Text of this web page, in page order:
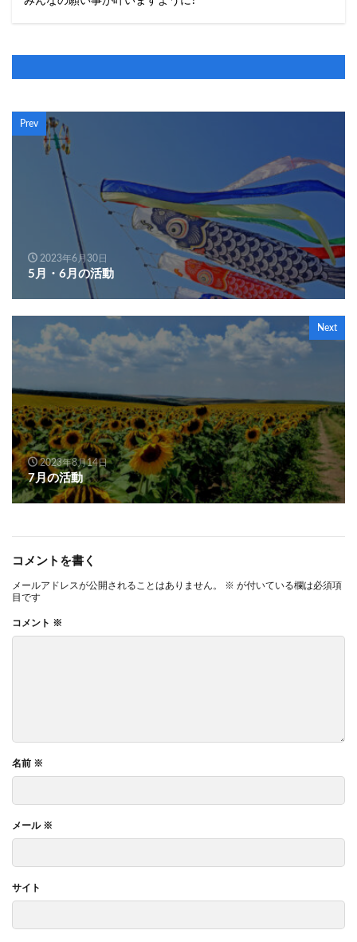
Prev
2023年6月30日
5月・6月の活動
Next
2023年8月14日
7月の活動
コメントを書く
メールアドレスが公開されることはありません。 ※ が付いている欄は必須項
目です
コメント ※
名前 ※
メール ※
サイト